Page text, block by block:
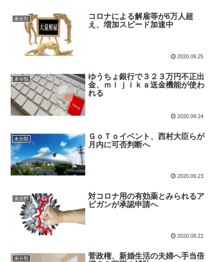
未分類
コロナによる解雇等が6万人超
え、増加スピード加速中
2020.09.25
未分類
ゆうちょ銀行で３２３万円不正出
金、ｍｉｊｉｋａ送金機能が使わ
れる
2020.09.24
未分類
ＧｏＴｏイベント、西村大臣らが
月内に可否判断へ
2020.09.23
未分類
対コロナ用の有効薬とみられるア
ビガンが承認申請へ
2020.09.22
未分類
菅政権、新婚生活の夫婦へ手当倍